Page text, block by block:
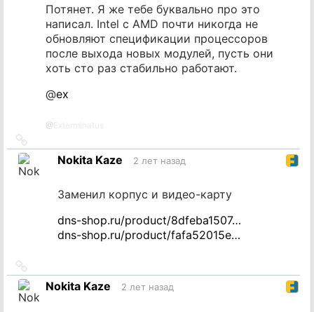
Потянет. Я же тебе буквально про это
написал. Intel с AMD почти никогда не
обновляют спецификации процессоров
после выхода новых модулей, пусть они
хоть сто раз стабильно работают.
@ex
@
на
источникNokita Kaze 2 лет назад
Заменил корпус и видео-карту
dns-shop.ru/product/8dfeba1507…
dns-shop.ru/product/fafa52015e…
на
источник
Nokita Kaze 2 лет назад